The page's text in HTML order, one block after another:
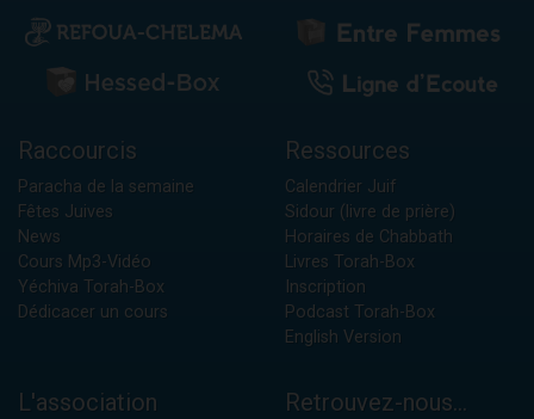
Raccourcis
Paracha de la semaine
Fêtes Juives
News
Cours Mp3-Vidéo
Yéchiva Torah-Box
Dédicacer un cours
Ressources
Calendrier Juif
Sidour (livre de prière)
Horaires de Chabbath
Livres Torah-Box
Inscription
Podcast Torah-Box
English Version
L'association Retrouvez-nous...